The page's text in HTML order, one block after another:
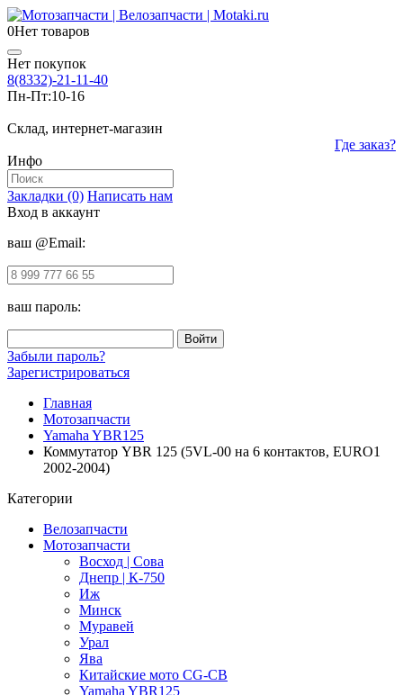
0Нет товаров
Нет покупок
8(8332)-21-11-40
Пн-Пт:10-16
Склад, интернет-магазин
Где заказ?
Инфо
Закладки (0) Написать нам
Вход в аккаунт
ваш @Email:
ваш пароль:
Забыли пароль?
Зарегистрироваться
Главная
Мотозапчасти
Yamaha YBR125
Коммутатор YBR 125 (5VL-00 на 6 контактов, EURO1
2002-2004)
Категории
Велозапчасти
Мотозапчасти
Восход | Сова
Днепр | К-750
Иж
Минск
Муравей
Урал
Ява
Китайские мото CG-CB
Yamaha YBR125